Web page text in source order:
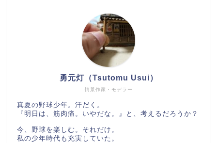
情景作家・モデラー
勇元灯（Tsutomu Usui）
真夏の野球少年。汗だく。
『明日は、筋肉痛。いやだな。』と、考えるだろうか？
今、野球を楽しむ。それだけ。
私の少年時代も充実していた。